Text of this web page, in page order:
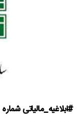
#ابلاغیه_مالیاتی شماره ۱۴۲۳۰/۲۰۰/ص